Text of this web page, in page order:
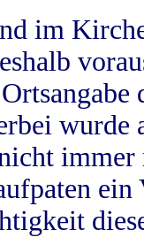
im
wurde